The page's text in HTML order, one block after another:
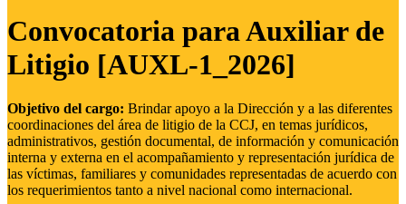
Convocatoria para Auxiliar de
Litigio [AUXL-1_2026]
Objetivo del cargo: Brindar apoyo a la Dirección y a las diferentes
coordinaciones del área de litigio de la CCJ, en temas jurídicos,
administrativos, gestión documental, de información y comunicación
interna y externa en el acompañamiento y representación jurídica de
las víctimas, familiares y comunidades representadas de acuerdo con
los requerimientos tanto a nivel nacional como internacional.